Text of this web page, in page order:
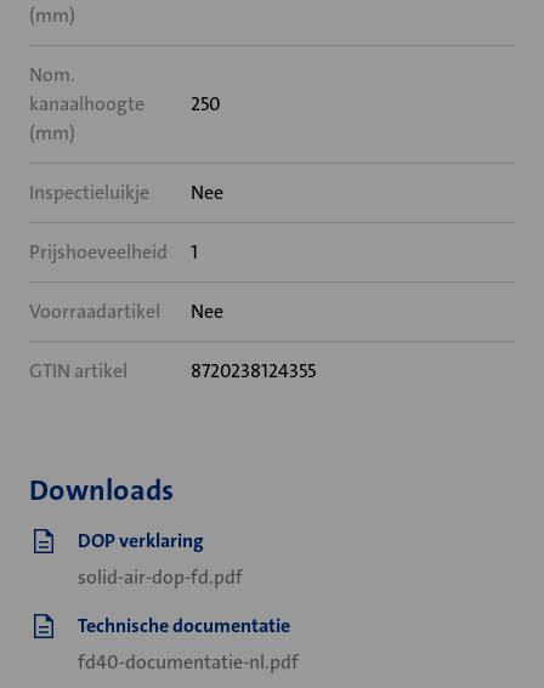
(mm)
Nom.
kanaalhoogte
(mm)
250
Inspectieluikje Nee
Prijshoeveelheid 1
Voorraadartikel Nee
GTIN artikel 8720238124355
Downloads
DOP verklaring
solid-air-dop-fd.pdf
Technische documentatie
fd40-documentatie-nl.pdf